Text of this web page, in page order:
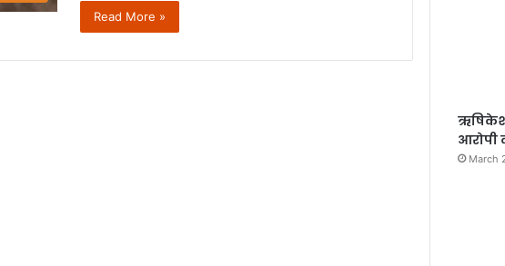
Read More »
आरोपी
March